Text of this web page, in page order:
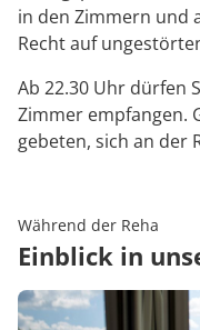
in den Zimmern und
Recht auf
Ab 22.30 Uhr dürfen
Zimmer empfangen.
gebeten, sich an der
Während der Reha
Einblick in